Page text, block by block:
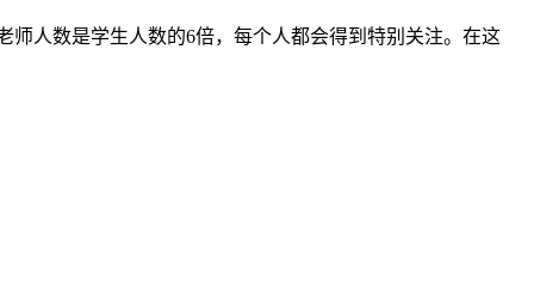
人数是学生人数的6倍，每个人都会得到特别关注。在这